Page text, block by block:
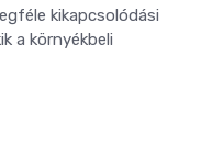
kikapcsolódási
a környékbeli